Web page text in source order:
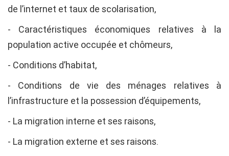
de l’internet et taux de scolarisation,
- Caractéristiques économiques relatives à la
population active occupée et chômeurs,
- Conditions d’habitat,
- Conditions de vie des ménages relatives à
l’infrastructure et la possession d’équipements,
- La migration interne et ses raisons,
- La migration externe et ses raisons.